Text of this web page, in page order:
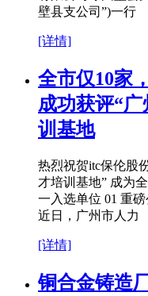
壁县支公司”)一行
[详情]
全市仅10家
成功获评“
训基地
热烈祝贺itc保伦股
才培训基地” 成为
一入选单位 01 重
近日，广州市人力
[详情]
铜合金铸造